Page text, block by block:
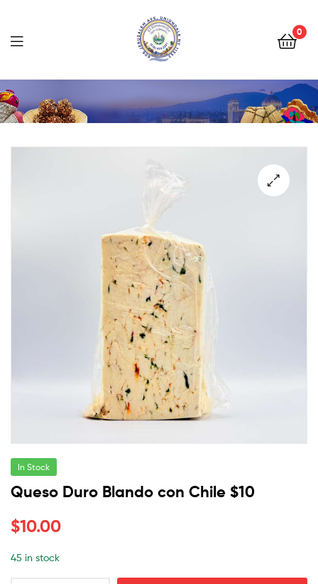
Tienda
Salvadoreña
0
Salvadoreña
Online
In Stock
Queso Duro Blando con Chile $10
$10.00
45 in stock